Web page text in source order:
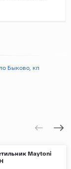
Быково, кп
Maytoni